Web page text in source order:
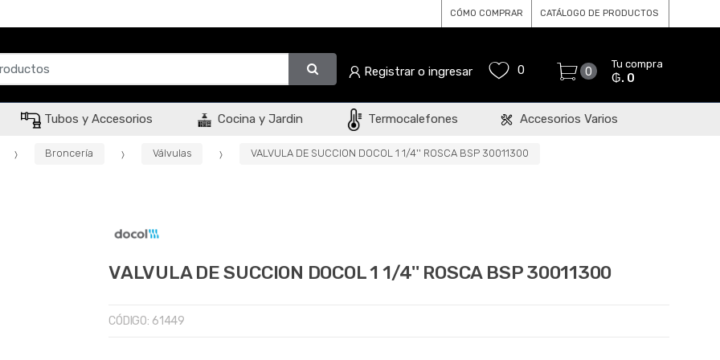
CÓMO COMPRAR CATÁLOGO DE PRODUCTOS
Registrar o ingresar 0 0
Tu compra
₲. 0
Tubos y Accesorios Cocina y Jardin Termocalefones Accesorios Varios
Broncería Válvulas VALVULA DE SUCCION DOCOL 1 1/4'' ROSCA BSP 30011300
VALVULA DE SUCCION DOCOL 1 1/4'' ROSCA BSP 30011300
CÓDIGO: 61449